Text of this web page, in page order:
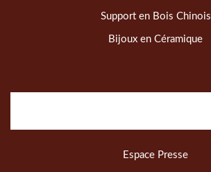
Support en Bois Chinois
Bijoux en Céramique
Espace Presse